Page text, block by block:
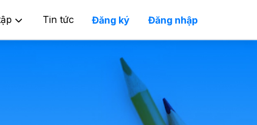
Đăng ký Đăng nhập
Tin tức